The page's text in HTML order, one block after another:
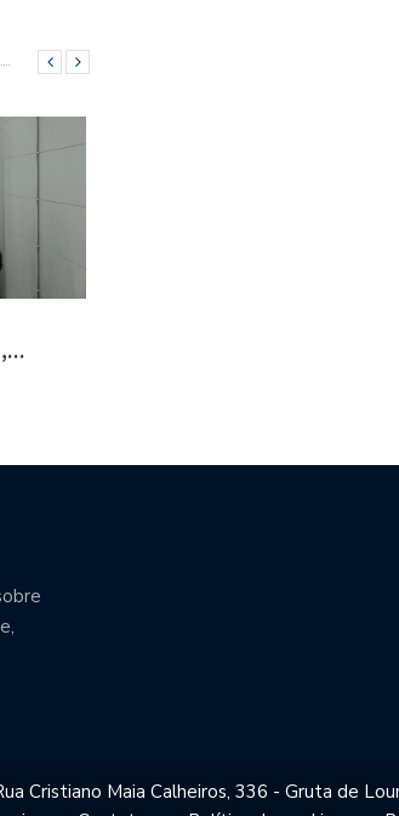
Cristiano Maia Calheiros, 336 - Gruta de